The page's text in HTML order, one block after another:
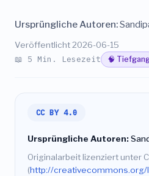
Ursprüngliche Autoren:
Veröffentlicht 2026-06-15
📖 5 Min. Lesezeit 🧠
CC BY 4.0
Ursprüngliche Autoren:
Originalarbeit lizenziert unter
(http://